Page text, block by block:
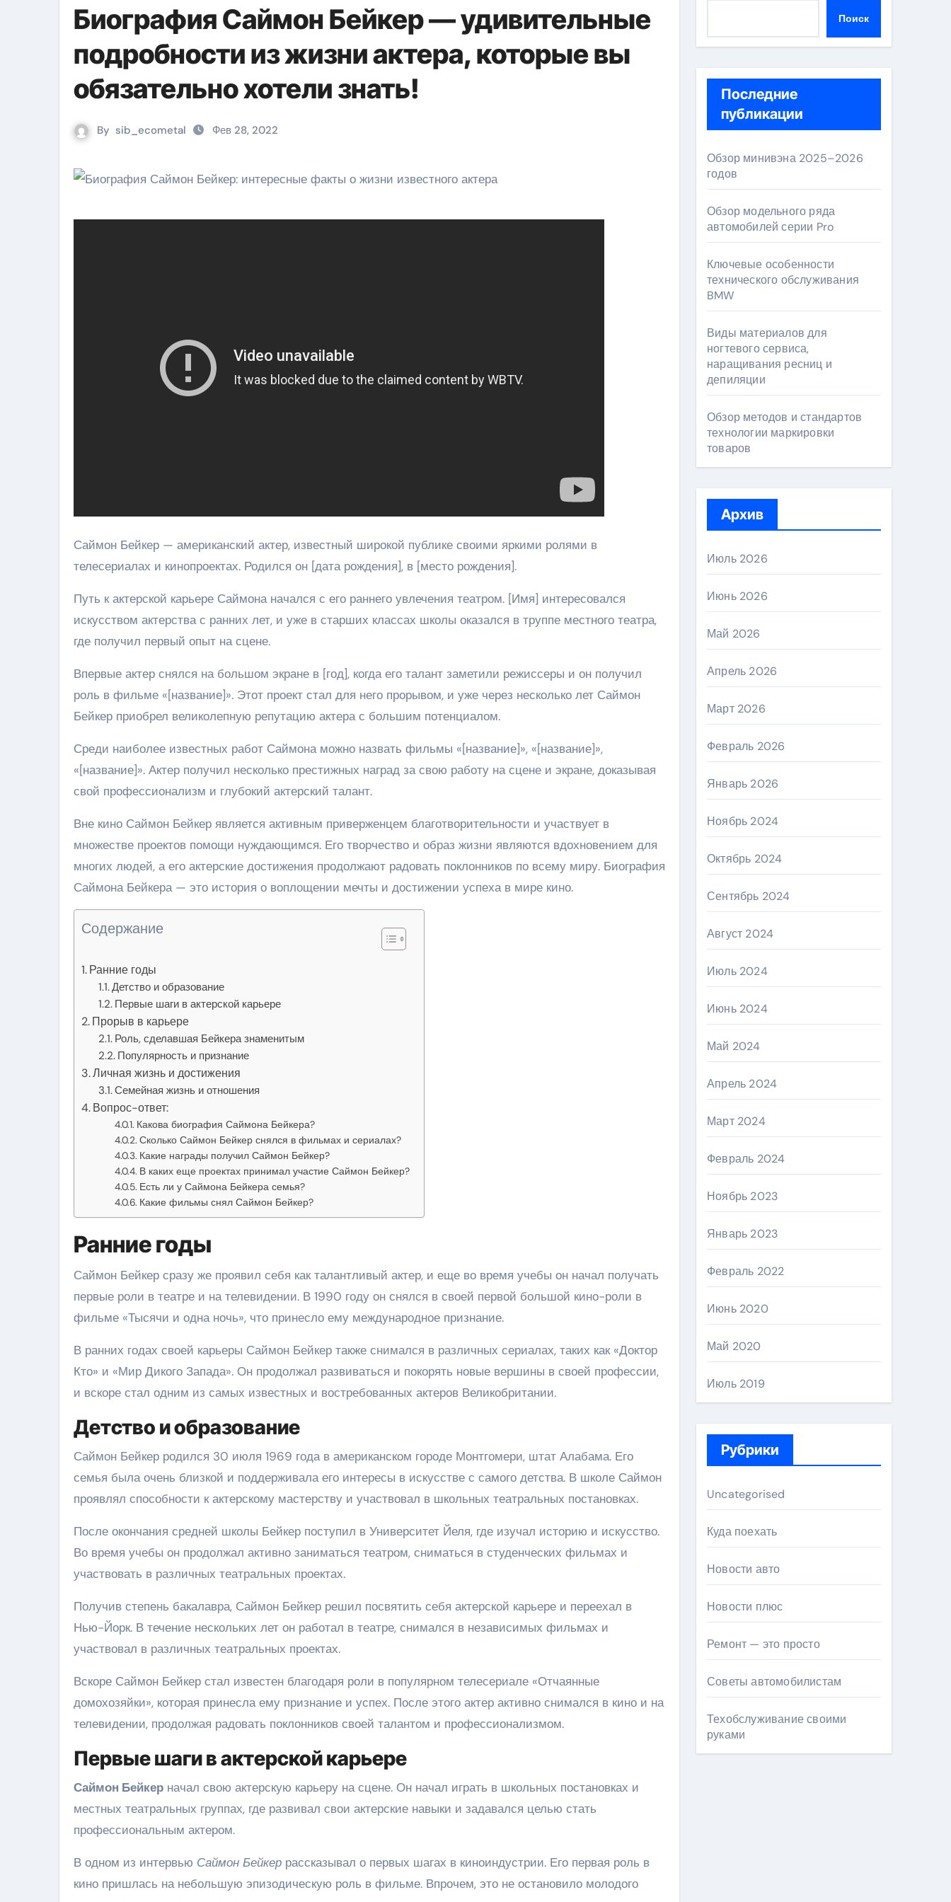
Биография Саймон Бейкер — удивительные
подробности из жизни актера, которые вы
обязательно хотели знать!
By sib_ecometal Фев 28, 2022
Саймон Бейкер — американский актер, известный широкой публике своими яркими ролями в
телесериалах и кинопроектах. Родился он [дата рождения], в [место рождения].
Путь к актерской карьере Саймона начался с его раннего увлечения театром. [Имя] интересовался
искусством актерства с ранних лет, и уже в старших классах школы оказался в труппе местного театра,
где получил первый опыт на сцене.
Впервые актер снялся на большом экране в [год], когда его талант заметили режиссеры и он получил
роль в фильме «[название]». Этот проект стал для него прорывом, и уже через несколько лет Саймон
Бейкер приобрел великолепную репутацию актера с большим потенциалом.
Среди наиболее известных работ Саймона можно назвать фильмы «[название]», «[название]»,
«[название]». Актер получил несколько престижных наград за свою работу на сцене и экране, доказывая
свой профессионализм и глубокий актерский талант.
Вне кино Саймон Бейкер является активным приверженцем благотворительности и участвует в
множестве проектов помощи нуждающимся. Его творчество и образ жизни являются вдохновением для
многих людей, а его актерские достижения продолжают радовать поклонников по всему миру. Биография
Саймона Бейкера — это история о воплощении мечты и достижении успеха в мире кино.
Содержание
Ранние годы
Детство и образование
Первые шаги в актерской карьере
Прорыв в карьере
Роль, сделавшая Бейкера знаменитым
Популярность и признание
Личная жизнь и достижения
Семейная жизнь и отношения
Вопрос-ответ:
Какова биография Саймона Бейкера?
Сколько Саймон Бейкер снялся в фильмах и сериалах?
Какие награды получил Саймон Бейкер?
В каких еще проектах принимал участие Саймон Бейкер?
Есть ли у Саймона Бейкера семья?
Какие фильмы снял Саймон Бейкер?
Ранние годы
Саймон Бейкер сразу же проявил себя как талантливый актер, и еще во время учебы он начал получать
первые роли в театре и на телевидении. В 1990 году он снялся в своей первой большой кино-роли в
фильме «Тысячи и одна ночь», что принесло ему международное признание.
В ранних годах своей карьеры Саймон Бейкер также снимался в различных сериалах, таких как «Доктор
Кто» и «Мир Дикого Запада». Он продолжал развиваться и покорять новые вершины в своей профессии,
и вскоре стал одним из самых известных и востребованных актеров Великобритании.
Детство и образование
Саймон Бейкер родился 30 июля 1969 года в американском городе Монтгомери, штат Алабама. Его
семья была очень близкой и поддерживала его интересы в искусстве с самого детства. В школе Саймон
проявлял способности к актерскому мастерству и участвовал в школьных театральных постановках.
После окончания средней школы Бейкер поступил в Университет Йеля, где изучал историю и искусство.
Во время учебы он продолжал активно заниматься театром, сниматься в студенческих фильмах и
участвовать в различных театральных проектах.
Получив степень бакалавра, Саймон Бейкер решил посвятить себя актерской карьере и переехал в
Нью-Йорк. В течение нескольких лет он работал в театре, снимался в независимых фильмах и
участвовал в различных театральных проектах.
Вскоре Саймон Бейкер стал известен благодаря роли в популярном телесериале «Отчаянные
домохозяйки», которая принесла ему признание и успех. После этого актер активно снимался в кино и на
телевидении, продолжая радовать поклонников своей талантом и профессионализмом.
Первые шаги в актерской карьере
Саймон Бейкер начал свою актерскую карьеру на сцене. Он начал играть в школьных постановках и
местных театральных группах, где развивал свои актерские навыки и задавался целью стать
профессиональным актером.
В одном из интервью Саймон Бейкер рассказывал о первых шагах в киноиндустрии. Его первая роль в
кино пришлась на небольшую эпизодическую роль в фильме. Впрочем, это не остановило молодого
Поиск
Последние
публикации
Обзор минивэна 2025–2026
годов
Обзор модельного ряда
автомобилей серии Pro
Ключевые особенности
технического обслуживания
BMW
Виды материалов для
ногтевого сервиса,
наращивания ресниц и
депиляции
Обзор методов и стандартов
технологии маркировки
товаров
Архив
Июль 2026
Июнь 2026
Май 2026
Апрель 2026
Март 2026
Февраль 2026
Январь 2026
Ноябрь 2024
Октябрь 2024
Сентябрь 2024
Август 2024
Июль 2024
Июнь 2024
Май 2024
Апрель 2024
Март 2024
Февраль 2024
Ноябрь 2023
Январь 2023
Февраль 2022
Июнь 2020
Май 2020
Июль 2019
Рубрики
Uncategorised
Куда поехать
Новости авто
Новости плюс
Ремонт — это просто
Советы автомобилистам
Техобслуживание своими
руками